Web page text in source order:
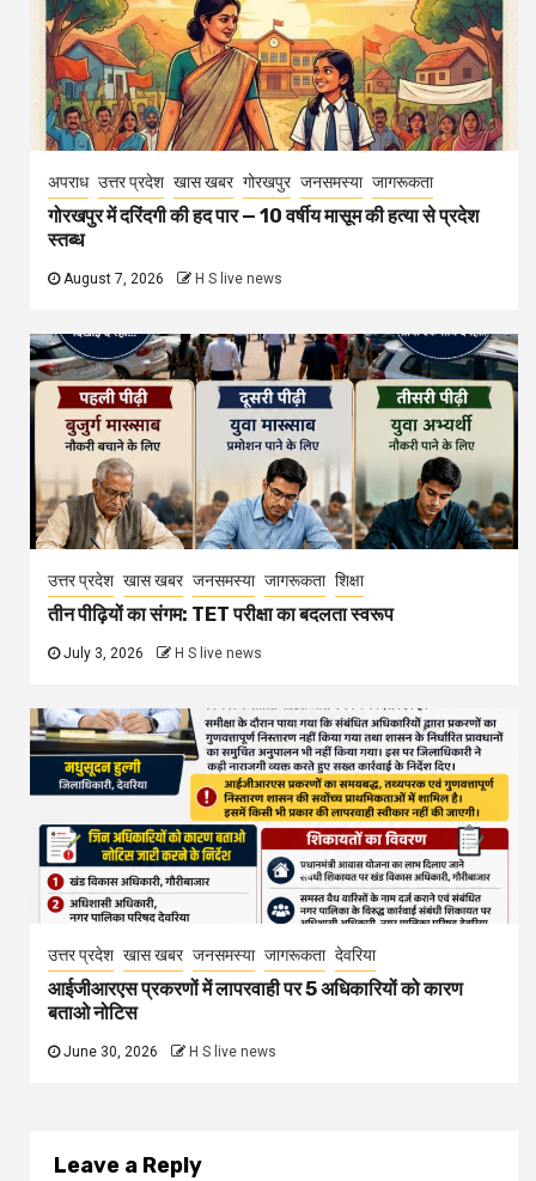
अपराध उत्तर प्रदेश खास खबर गोरखपुर जनसमस्या जागरूकता
गोरखपुर में दरिंदगी की हद पार — 10 वर्षीय मासूम की हत्या से प्रदेश
स्तब्ध
August 7, 2026 H S live news
उत्तर प्रदेश खास खबर जनसमस्या जागरूकता शिक्षा
तीन पीढ़ियों का संगम: TET परीक्षा का बदलता स्वरूप
July 3, 2026 H S live news
उत्तर प्रदेश खास खबर जनसमस्या जागरूकता देवरिया
आईजीआरएस प्रकरणों में लापरवाही पर 5 अधिकारियों को कारण
बताओ नोटिस
June 30, 2026 H S live news
Leave a Reply